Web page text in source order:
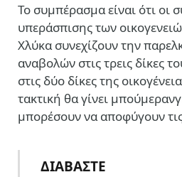
Το συμπέρασμα είναι ότι οι
υπεράσπισης των
Χλύκα συνεχίζουν την
αναβολών στις τρεις δίκες
στις δύο δίκες της
τακτική θα γίνει
μπορέσουν να αποφύγουν
ΔΙΑΒΑΣΤΕ